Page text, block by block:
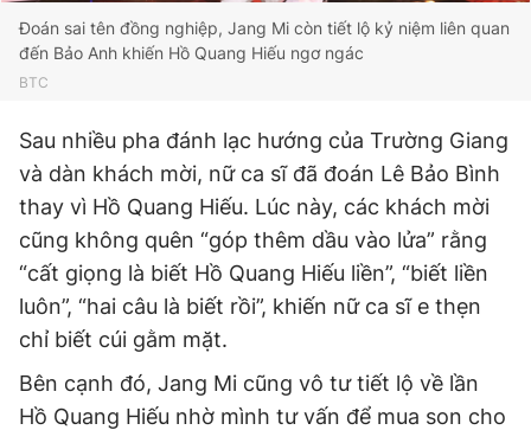
Đoán sai tên đồng nghiệp, Jang Mi còn tiết lộ kỷ niệm liên quan
đến Bảo Anh khiến Hồ Quang Hiếu ngơ ngác
BTC
Sau nhiều pha đánh lạc hướng của Trường Giang
và dàn khách mời, nữ ca sĩ đã đoán Lê Bảo Bình
thay vì Hồ Quang Hiếu. Lúc này, các khách mời
cũng không quên “góp thêm dầu vào lửa” rằng
“cất giọng là biết Hồ Quang Hiếu liền”, “biết liền
luôn”, “hai câu là biết rồi”, khiến nữ ca sĩ e thẹn
chỉ biết cúi gằm mặt.
Bên cạnh đó, Jang Mi cũng vô tư tiết lộ về lần
Hồ Quang Hiếu nhờ mình tư vấn để mua son cho